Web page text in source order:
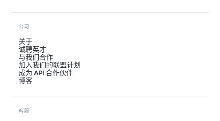
公司
关于
诚聘英才
与我们合作
加入我们的联盟计划
成为 API 合作伙伴
博客
客服